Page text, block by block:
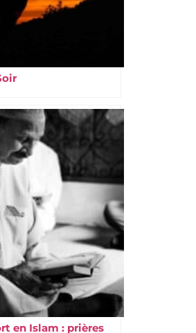
en Islam : prières